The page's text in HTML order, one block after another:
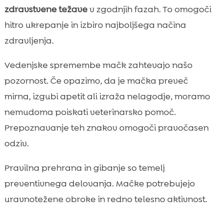
zdravstvene težavev zgodnjih fazah. To omogoči
hitro ukrepanje in izbiro najboljšega načina
zdravljenja.
Vedenjske spremembe mačk zahtevajo našo
pozornost. Če opazimo, da je mačka preveč
mirna, izgubi apetit ali izraža nelagodje, moramo
nemudoma poiskati veterinarsko pomoč.
Prepoznavanje teh znakov omogoči pravočasen
odziv.
Pravilna prehrana in gibanje so temelj
preventivnega delovanja. Mačke potrebujejo
uravnotežene obroke in redno telesno aktivnost.